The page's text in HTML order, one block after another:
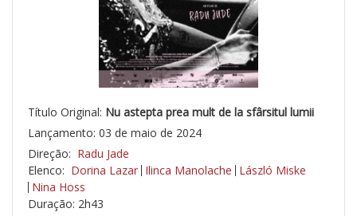
Título Original: Nu astepta prea mult de la sfârsitul lumii
Lançamento: 03 de maio de 2024
Direção: Radu Jade
Elenco: Dorina Lazar Ilinca Manolache László Miske
Nina Hoss
Duração: 2h43